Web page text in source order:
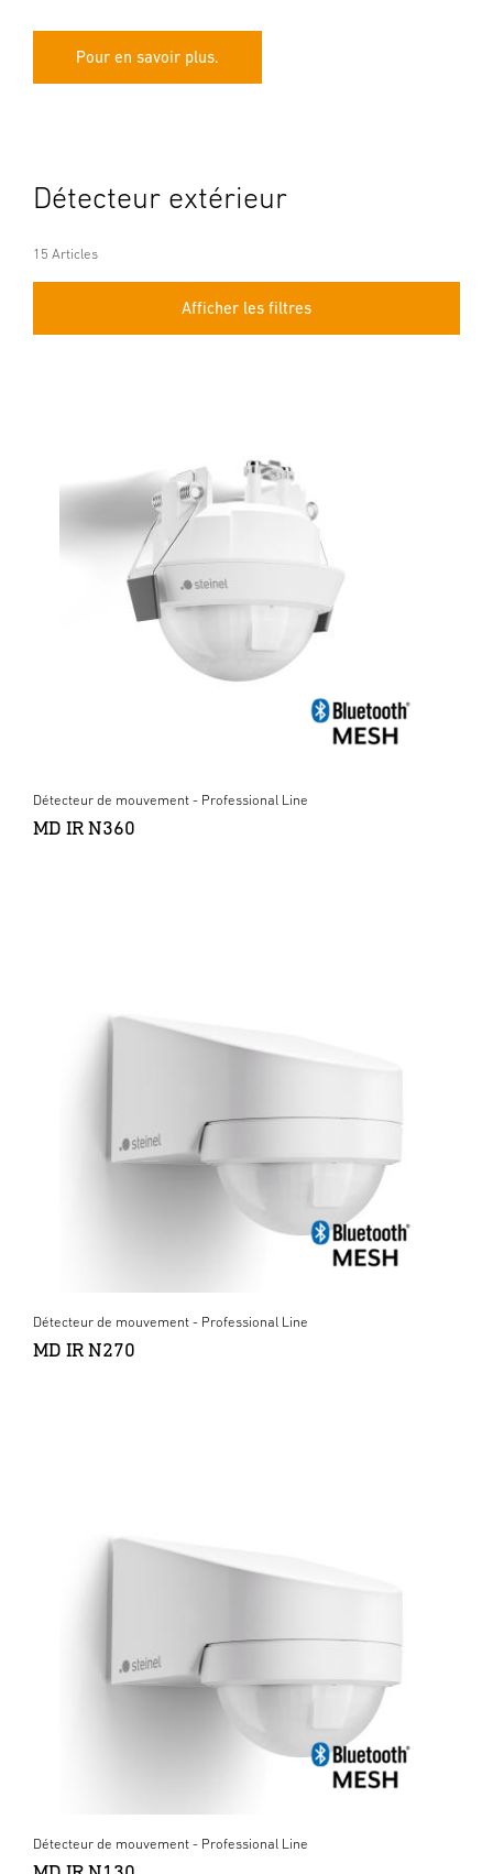
Pour en savoir plus.
Détecteur extérieur
15 Articles
Afficher les filtres
Détecteur de mouvement - Professional Line
MD IR N360
Détecteur de mouvement - Professional Line
MD IR N270
Détecteur de mouvement - Professional Line